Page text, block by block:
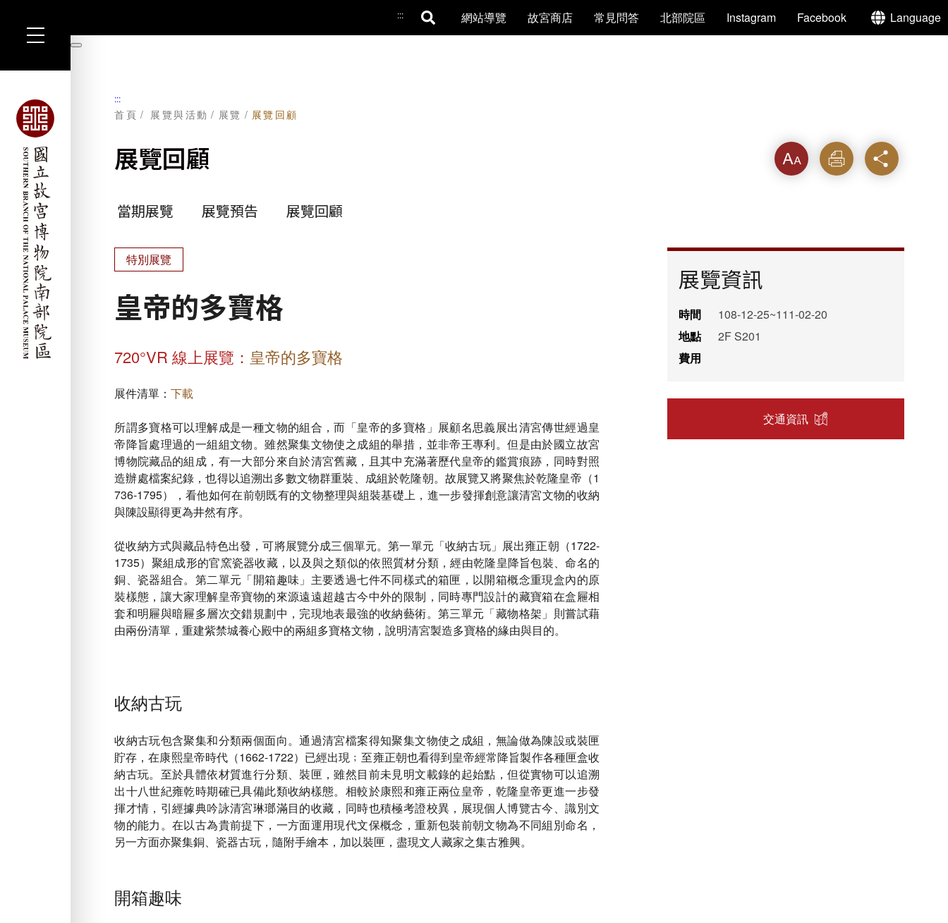
要
::: 網站導覽 故宮商店 常見問答 北部院區 Instagram Facebook Language
暫
:::
首頁 展覽與活動 展覽 展覽回顧
展覽回顧 字級 列印 分享
當期展覽 展覽預告 展覽回顧
特別展覽
皇帝的多寶格
720°VR 線上展覽： 皇帝的多寶格
展件清單：下載
所謂多寶格可以理解成是一種文物的組合，而「皇帝的多寶格」展顧名思義展出清宮傳世經過皇
帝降旨處理過的一組組文物。雖然聚集文物使之成組的舉措，並非帝王專利。但是由於國立故宮
博物院藏品的組成，有一大部分來自於清宮舊藏，且其中充滿著歷代皇帝的鑑賞痕跡，同時對照
造辦處檔案紀錄，也得以追溯出多數文物群重裝、成組於乾隆朝。故展覽又將聚焦於乾隆皇帝（1
736-1795），看他如何在前朝既有的文物整理與組裝基礎上，進一步發揮創意讓清宮文物的收納
與陳設顯得更為井然有序。
從收納方式與藏品特色出發，可將展覽分成三個單元。第一單元「收納古玩」展出雍正朝（1722-
1735）聚組成形的官窯瓷器收藏，以及與之類似的依照質材分類，經由乾隆皇降旨包裝、命名的
銅、瓷器組合。第二單元「開箱趣味」主要透過七件不同樣式的箱匣，以開箱概念重現盒內的原
裝樣態，讓大家理解皇帝寶物的來源遠遠超越古今中外的限制，同時專門設計的藏寶箱在盒屜相
套和明屜與暗屜多層次交錯規劃中，完現地表最強的收納藝術。第三單元「藏物格架」則嘗試藉
由兩份清單，重建紫禁城養心殿中的兩組多寶格文物，說明清宮製造多寶格的緣由與目的。
收納古玩
收納古玩包含聚集和分類兩個面向。通過清宮檔案得知聚集文物使之成組，無論做為陳設或裝匣
貯存，在康熙皇帝時代（1662-1722）已經出現﹔至雍正朝也看得到皇帝經常降旨製作各種匣盒收
納古玩。至於具體依材質進行分類、裝匣，雖然目前未見明文載錄的起始點，但從實物可以追溯
出十八世紀雍乾時期確已具備此類收納樣態。相較於康熙和雍正兩位皇帝，乾隆皇帝更進一步發
揮才情，引經據典吟詠清宮琳瑯滿目的收藏，同時也積極考證校異，展現個人博覽古今、識別文
物的能力。在以古為貴前提下，一方面運用現代文保概念，重新包裝前朝文物為不同組別命名，
另一方面亦聚集銅、瓷器古玩，隨附手繪本，加以裝匣，盡現文人藏家之集古雅興。
開箱趣味
展覽資訊
時間
108-12-25~111-02-20
地點
2F S201
費用
交通資訊